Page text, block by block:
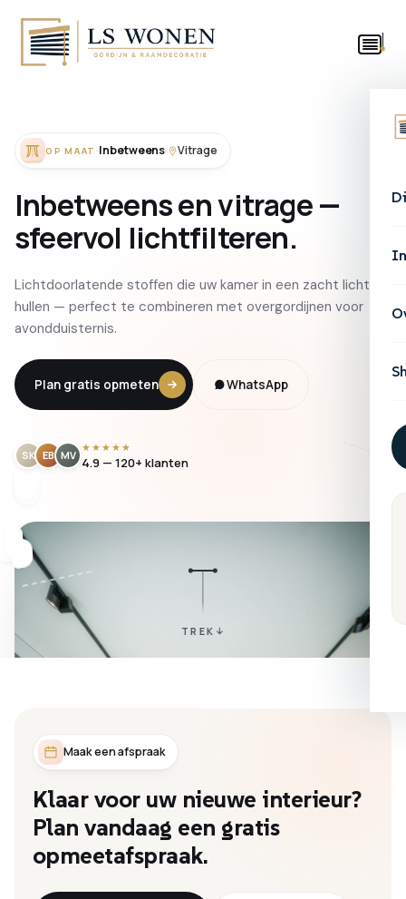
OP MAAT Inbetweens Vitrage
Inbetweensenvitrage—
sfeervol lichtfilteren.
Lichtdoorlatende stoffen die uw kamer in een zacht licht
hullen — perfect te combineren met overgordijnen voor
avondduisternis.
Plan gratis opmeten WhatsApp
SK EB MV
★★★★★
4.9 — 120+ klanten
TREK
Maak een afspraak
Klaar voor uw nieuwe interieur?
Plan vandaag een gratis
opmeetafspraak.